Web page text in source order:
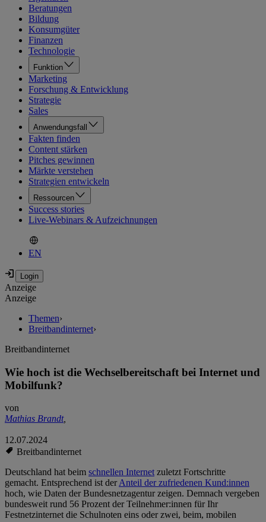
Beratungen
Bildung
Konsumgüter
Finanzen
Technologie
Funktion
Marketing
Forschung & Entwicklung
Strategie
Sales
Anwendungsfall
Fakten finden
Content stärken
Pitches gewinnen
Märkte verstehen
Strategien entwickeln
Ressourcen
Success stories
Live-Webinars & Aufzeichnungen
EN
Anzeige
Anzeige
Themen›
Breitbandinternet›
Breitbandinternet
Wie hoch ist die Wechselbereitschaft bei Internet und
Mobilfunk?
von
Mathias Brandt,
12.07.2024
Breitbandinternet
Deutschland hat beim schnellen Internetzuletzt Fortschritte
gemacht. Entsprechend ist derAnteil der zufriedenen Kund:innen
hoch, wie Daten der Bundesnetzagentur zeigen. Demnach vergeben
bundesweit rund 56 Prozent der Teilnehmer:innen für Ihr
Festnetzinternet die Schulnoten eins oder zwei, beim, mobilen